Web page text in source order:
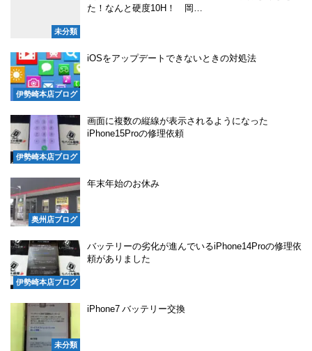
未分類
た！なんと硬度10H！ 岡…
伊勢崎本店ブログ
iOSをアップデートできないときの対処法
伊勢崎本店ブログ
画面に複数の縦線が表示されるようになった
iPhone15Proの修理依頼
奥州店ブログ
年末年始のお休み
伊勢崎本店ブログ
バッテリーの劣化が進んでいるiPhone14Proの修理依
頼がありました
未分類
iPhone7 バッテリー交換